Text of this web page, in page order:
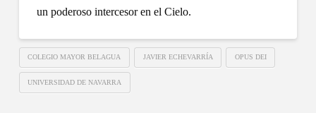
un poderoso intercesor en el Cielo.
COLEGIO MAYOR BELAGUA JAVIER ECHEVARRÍA OPUS DEI
UNIVERSIDAD DE NAVARRA